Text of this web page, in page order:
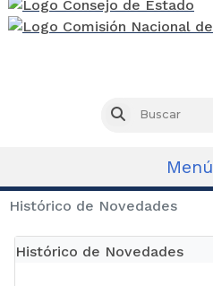
Buscar
Menú
Histórico de Novedades
Histórico de Novedades